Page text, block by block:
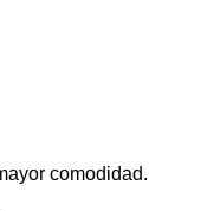
comodidad.